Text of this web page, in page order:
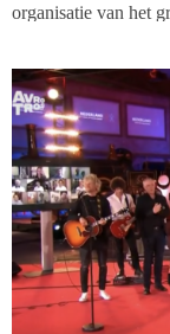
organisatie van het
ondertussen van
zijn, maar de dag